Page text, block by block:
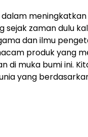
dalam
sejak zaman dulu
dan ilmu
produk yang
di muka bumi ini.
yang